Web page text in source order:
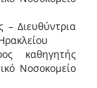
– Διευθύντρια
καθηγητής
Νοσοκομείο